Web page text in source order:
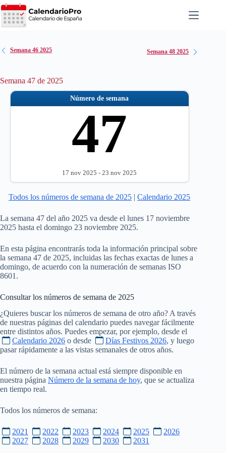
Saltar
al
contenido
Semana 46 2025 Semana 48 2025
Semana 47 de 2025
Número de semana
47
17 nov 2025 - 23 nov 2025
Todos los números de semana de 2025 |Calendario 2025
La semana 47 del año 2025 va desde el lunes 17 noviembre
2025 hasta el domingo 23 noviembre 2025.
En esta página encontrarás toda la información principal sobre
la semana 47 de 2025, incluidas las fechas exactas de lunes a
domingo, de acuerdo con la numeración de semanas ISO
8601.
Consultar los números de semana de 2025
¿Quieres buscar los números de semana de otro año? A través
de nuestras páginas del calendario puedes navegar fácilmente
entre distintos años. Puedes empezar, por ejemplo, desde el
Calendario 2026 o desde Días Festivos 2026, y luego
pasar rápidamente a las vistas semanales de otros años.
El número de la semana actual está siempre disponible en
nuestra página Número de la semana de hoy, que se actualiza
en tiempo real.
Todos los números de semana:
2021 2022 2023 2024 2025
2026
2027
2028 2029 2030 2031